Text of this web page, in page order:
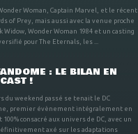
Woman, Captain Marvel, et le récent
of Prey, mais aussi avec la venue proche
Widow, Wonder Woman 1984 et un casting
pour The Eternals, les ...
: LE BILAN EN
!
du weekend passé se tenait le DC
premier évènement intégralement en
100% consacré aux univers de DC, avec un
axé sur les adaptations